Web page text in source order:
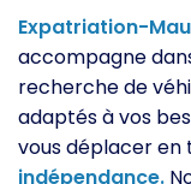
Expatriation-
accompagne
recherche de
adaptés à vos
vous déplacer en
indépendance.